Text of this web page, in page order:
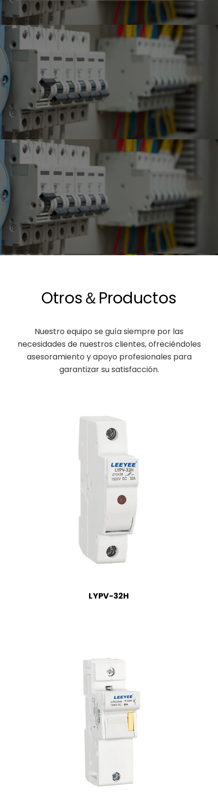
Otros＆Productos
Nuestro equipo se guía siempre por las
necesidades de nuestros clientes, ofreciéndoles
asesoramiento y apoyo profesionales para
garantizar su satisfacción.
LYPV-32H